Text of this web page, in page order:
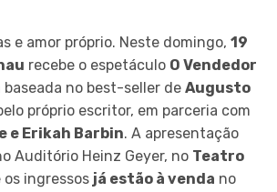
e amor próprio. Neste domingo, 19
recebe o espetáculo O Vendedor
baseada no best-seller de Augusto
próprio escritor, em parceria com
e Erikah Barbin. A apresentação
Auditório Heinz Geyer, no Teatro
os ingressos já estão à venda no